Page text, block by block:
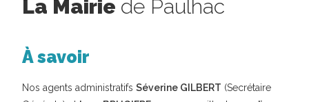
La Mairie de Paulhac
À savoir
Nos agents administratifsSéverine GILBERT (Secrétaire